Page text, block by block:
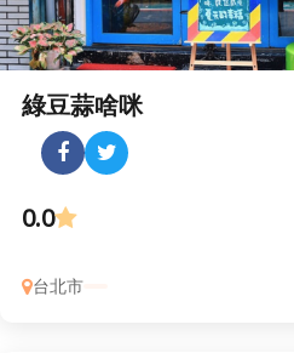
綠豆蒜啥咪
0.0
台北市